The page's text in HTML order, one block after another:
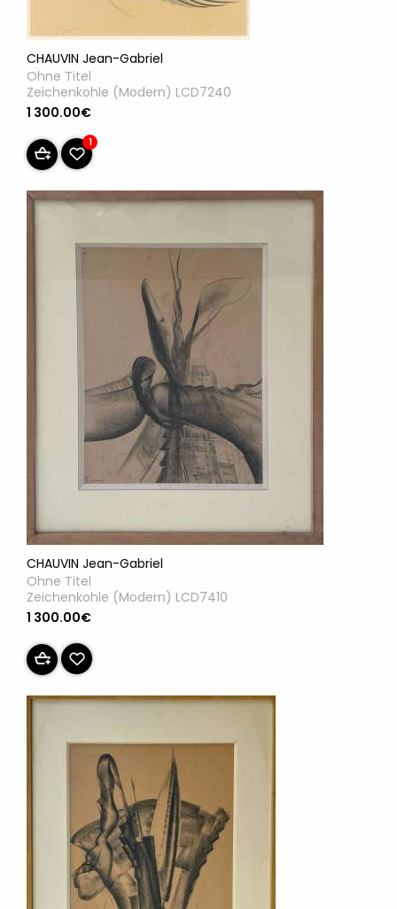
CHAUVIN Jean-Gabriel
Ohne Titel
Zeichenkohle (Modern) LCD7240
1 300.00€
1
CHAUVIN Jean-Gabriel
Ohne Titel
Zeichenkohle (Modern) LCD7410
1 300.00€